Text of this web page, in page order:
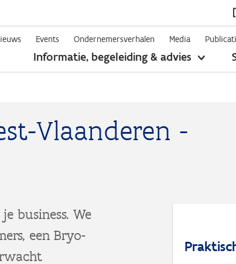
Overslaan
en
naar
de
Events Ondernemersverhalen Media
Informatie, begeleiding & advies
toon
Vlaanderen -
business. We
een Bryo-